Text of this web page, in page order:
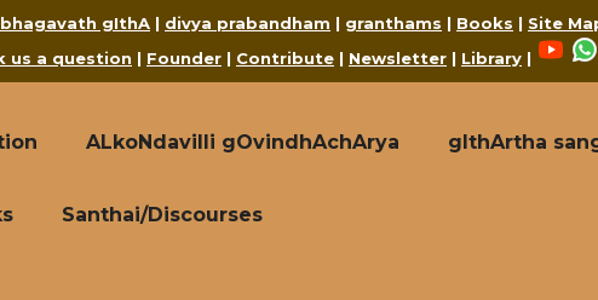
bhagavath gIthA | divya prabandham | granthams | Books | Site
us a question | Founder | Contribute | Newsletter | Library |
ALkoNdavilli gOvindhAchArya gIthArtha
Santhai/Discourses